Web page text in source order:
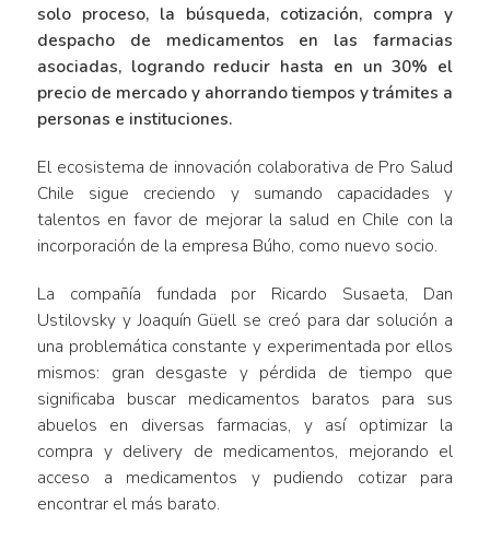
solo proceso, la búsqueda, cotización, compra y
despacho de medicamentos en las farmacias
asociadas, logrando reducir hasta en un 30% el
precio de mercado y ahorrando tiempos y trámites a
personas e instituciones.
El ecosistema de innovación colaborativa de Pro Salud
Chile sigue creciendo y sumando capacidades y
talentos en favor de mejorar la salud en Chile con la
incorporación de la empresa Búho, como nuevo socio.
La compañía fundada por Ricardo Susaeta, Dan
Ustilovsky y Joaquín Güell se creó para dar solución a
una problemática constante y experimentada por ellos
mismos: gran desgaste y pérdida de tiempo que
significaba buscar medicamentos baratos para sus
abuelos en diversas farmacias, y así optimizar la
compra y delivery de medicamentos, mejorando el
acceso a medicamentos y pudiendo cotizar para
encontrar el más barato.